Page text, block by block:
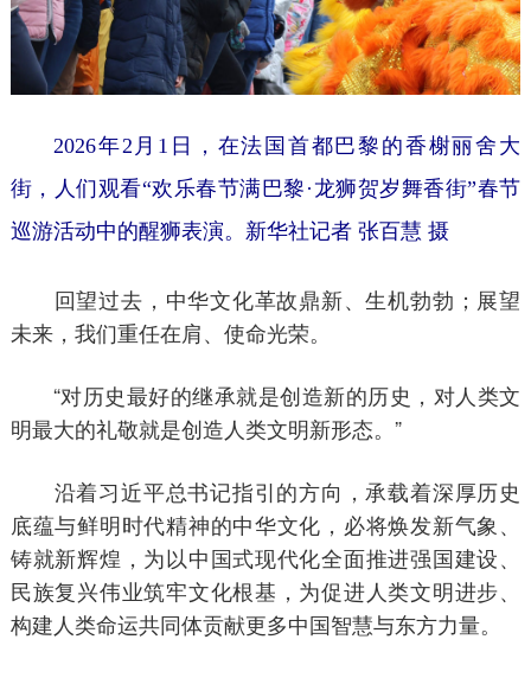
2026年2月1日，在法国首都巴黎的香榭丽舍大
街，人们观看“欢乐春节满巴黎·龙狮贺岁舞香街”春节
巡游活动中的醒狮表演。新华社记者 张百慧 摄
回望过去，中华文化革故鼎新、生机勃勃；展望
未来，我们重任在肩、使命光荣。
“对历史最好的继承就是创造新的历史，对人类文
明最大的礼敬就是创造人类文明新形态。”
沿着习近平总书记指引的方向，承载着深厚历史
底蕴与鲜明时代精神的中华文化，必将焕发新气象、
铸就新辉煌，为以中国式现代化全面推进强国建设、
民族复兴伟业筑牢文化根基，为促进人类文明进步、
构建人类命运共同体贡献更多中国智慧与东方力量。